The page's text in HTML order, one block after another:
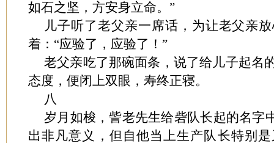
如石之坚，方安身立命。”
儿子听了老父亲一席话，为让老父亲
着：“应验了，应验了！”
老父亲吃了那碗面条，说了给儿子起名
态度，便闭上双眼，寿终正寝。
八
岁月如梭，訾老先生给砦队长起的名字
出非凡意义，但自他当上生产队长特别